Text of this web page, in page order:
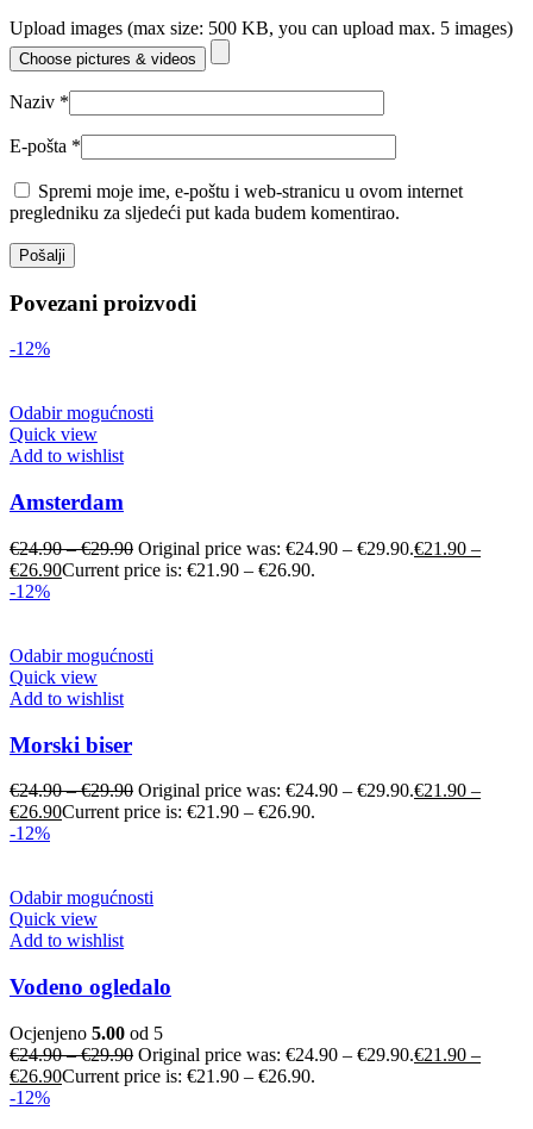
Upload images (max size: 500 KB, you can upload max. 5 images)
Choose pictures & videos
Naziv *
E-pošta *
Spremi moje ime, e-poštu i web-stranicu u ovom internet
pregledniku za sljedeći put kada budem komentirao.
Povezani proizvodi
-12%
Odabir mogućnosti
Quick view
Add to wishlist
Amsterdam
€24.90–€29.90 Original price was: €24.90 – €29.90.€21.90 –
€26.90Current price is: €21.90 – €26.90.
-12%
Odabir mogućnosti
Quick view
Add to wishlist
Morski biser
€24.90–€29.90 Original price was: €24.90 – €29.90.€21.90 –
€26.90Current price is: €21.90 – €26.90.
-12%
Odabir mogućnosti
Quick view
Add to wishlist
Vodeno ogledalo
Ocjenjeno 5.00 od 5
€24.90–€29.90 Original price was: €24.90 – €29.90.€21.90 –
€26.90Current price is: €21.90 – €26.90.
-12%